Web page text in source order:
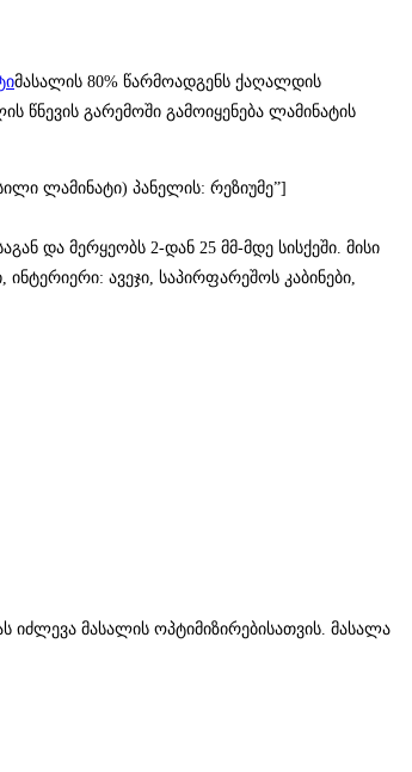
მასალის 80% წარმოადგენს ქაღალდის
გარემოში გამოიყენება ლამინატის
ლამინატი) პანელის: რეზიუმე”]
და მერყეობს 2-დან 25 მმ-მდე სისქეში. მისი
ავეჯი, საპირფარეშოს კაბინები,
მასალის ოპტიმიზირებისათვის. მასალა